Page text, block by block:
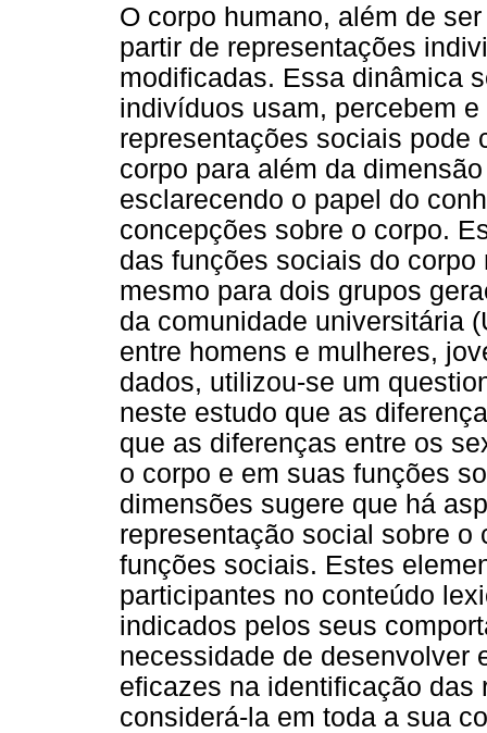
O corpo humano, além de
partir de representações
modificadas. Essa dinâmica
indivíduos usam, percebem
representações sociais pode
corpo para além da
esclarecendo o papel do
concepções sobre o corpo.
das funções sociais do
mesmo para dois grupos
da comunidade universitária
entre homens e mulheres,
dados, utilizou-se um
neste estudo que as
que as diferenças entre os
o corpo e em suas funções
dimensões sugere que há
representação social sobre
funções sociais. Estes
participantes no conteúdo
indicados pelos seus
necessidade de desenvolver
eficazes na identificação
considerá-la em toda a sua